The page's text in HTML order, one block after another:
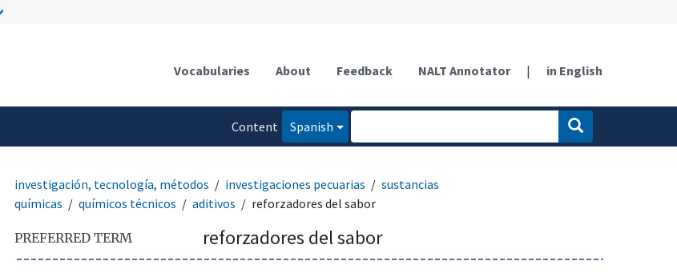
Vocabularies About Feedback NALT Annotator | in English
Content
Spanish
investigación, tecnología, métodos investigaciones pecuarias
sustancias
químicas
químicos técnicos aditivos reforzadores del sabor
PREFERRED TERM reforzadores del sabor